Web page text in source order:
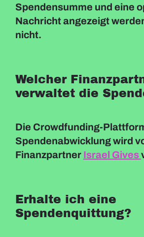
Spendensumme und eine
Nachricht angezeigt
nicht.
Welcher
verwaltet die
Die Crowdfunding-
Spendenabwicklung wird
FinanzpartnerIsrael Gives
Erhalte ich eine
Spendenquittung?